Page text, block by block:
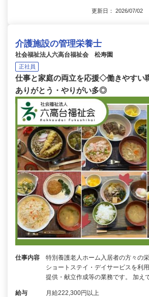
更新日： 2026/07/02
介護施設の管理栄養士
社会福祉法人六高台福祉会 松寿園
正社員
仕事と家庭の両立を応援◇働きやすい
ありがとう・やりがい多◎
仕事内容
特別養護老人ホーム入居者の方々の
ショートステイ・デイサービスを利
提供・献立作成等の業務です。 加え
給与 月給222,300円以上